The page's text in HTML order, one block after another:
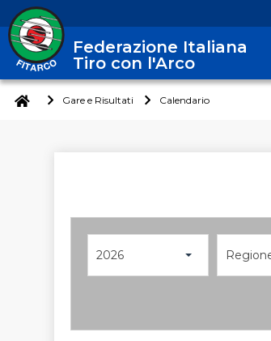
Federazione Italiana
Tiro con l'Arco
Gare e Risultati Calendario
2026